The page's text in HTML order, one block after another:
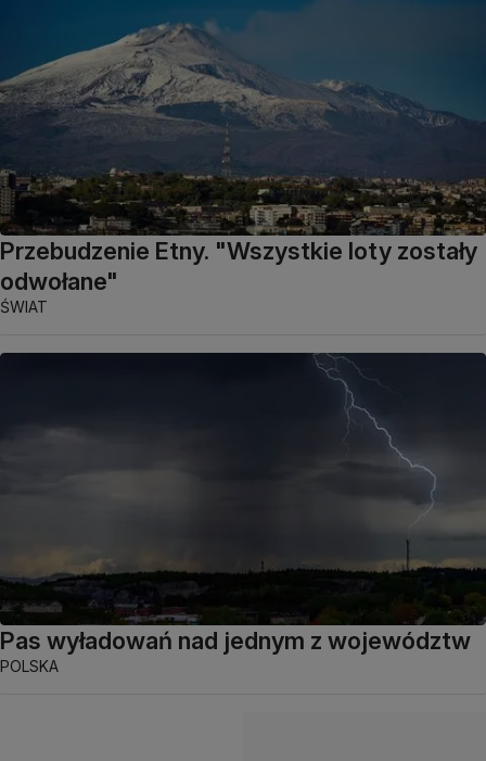
Przebudzenie Etny. "Wszystkie loty zostały
odwołane"
ŚWIAT
Pas wyładowań nad jednym z województw
POLSKA